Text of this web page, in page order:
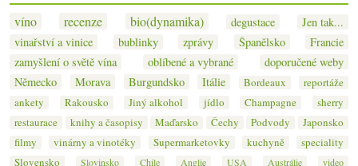
víno recenze bio(dynamika) degustace
Jen tak...
vinařství a vinice
bublinky zprávy Španělsko
Francie
zamyšlení o světě vína
oblíbené a vybrané
doporučené weby
Německo
Morava Burgundsko Itálie Bordeaux
reportáže
ankety
Rakousko Jiný alkohol jídlo Champagne
sherry
restaurace
knihy a časopisy Maďarsko Čechy Podvody
Japonsko
filmy
vinárny a vinotéky Supermarketovky kuchyně
speciality
Slovensko
Slovinsko Chile Anglie USA Austrálie video